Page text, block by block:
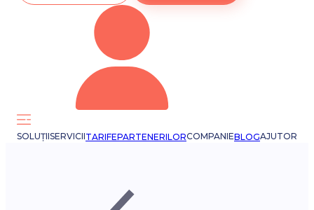
SOLUȚIISERVICIITARIFEPARTENERILORCOMPANIEBLOGAJUTOR